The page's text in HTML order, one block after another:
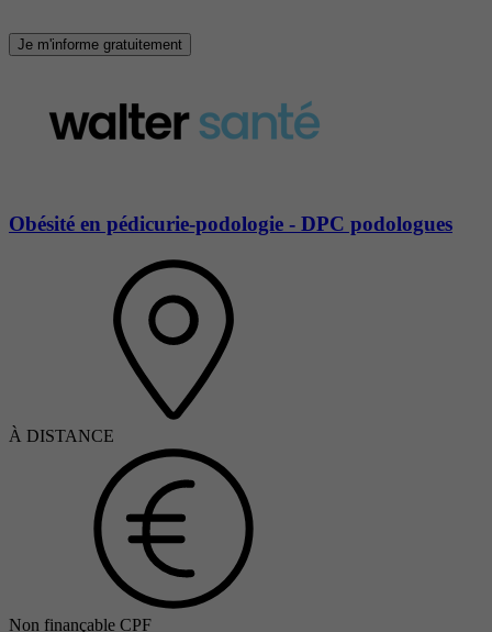
Je m'informe gratuitement
Obésité en pédicurie-podologie - DPC podologues
À DISTANCE
Non finançable CPF